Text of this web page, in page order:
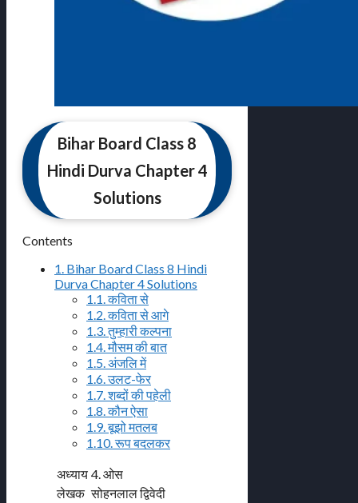
Bihar Board Class 8
Hindi Durva Chapter 4
Solutions
Contents
1. Bihar Board Class 8 Hindi
Durva Chapter 4 Solutions
1.1. कविता से
1.2. कविता से आगे
1.3. तुम्हारी कल्पना
1.4. मौसम की बात
1.5. अंजलि में
1.6. उलट-फेर
1.7. शब्दों की पहेली
1.8. कौन ऐसा
1.9. बूझो मतलब
1.10. रूप बदलकर
अध्याय 4. ओस
लेखक सोहनलाल द्विवेदी